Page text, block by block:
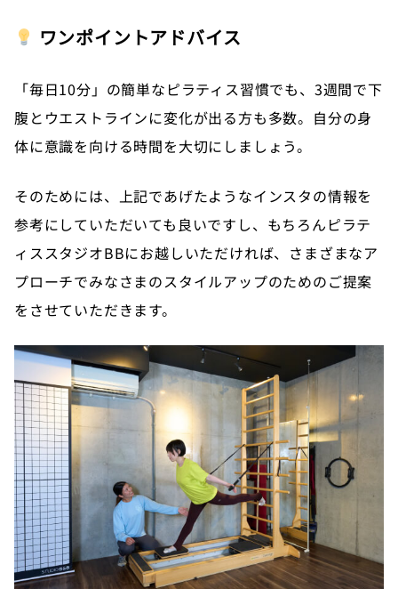
ワンポイントアドバイス
「毎日10分」の簡単なピラティス習慣でも、3週間で下
腹とウエストラインに変化が出る方も多数。自分の身
体に意識を向ける時間を大切にしましょう。
そのためには、上記であげたようなインスタの情報を
参考にしていただいても良いですし、もちろんピラテ
ィススタジオBBにお越しいただければ、さまざまなア
プローチでみなさまのスタイルアップのためのご提案
をさせていただきます。